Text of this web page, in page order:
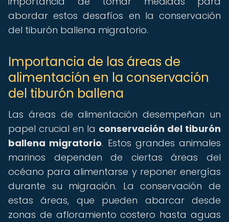
abordar estos desafíos en la conservación
del tiburón ballena migratorio.
Importancia de las áreas de
alimentación en la conservación
del tiburón ballena
Las áreas de alimentación desempeñan un
papel crucial en la conservación del tiburón
ballena migratorio. Estos grandes animales
marinos dependen de ciertas áreas del
océano para alimentarse y reponer energías
durante su migración. La conservación de
estas áreas, que pueden abarcar desde
zonas de afloramiento costero hasta aguas